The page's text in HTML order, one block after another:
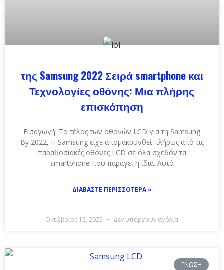
της Samsung 2022 Σειρά smartphone και
Τεχνολογίες οθόνης: Μια πλήρης
επισκόπηση
Εισαγωγή: Το τέλος των οθονών LCD για τη Samsung
By 2022, Η Samsung είχε απομακρυνθεί πλήρως από τις
παραδοσιακές οθόνες LCD σε όλα σχεδόν τα
smartphone που παράγει η ίδια. Αυτό
ΔΙΑΒΆΣΤΕ ΠΕΡΙΣΣΌΤΕΡΑ »
Οκτώβριος 15, 2025 Δεν υπάρχουν σχόλια
ΓΝΏΣΗ